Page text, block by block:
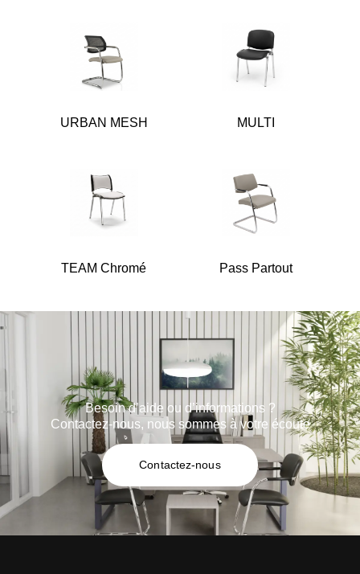
URBAN MESH MULTI
TEAM Chromé Pass Partout
Besoin d’aide ou d’informations ?
Contactez-nous, nous sommes à votre écoute
Contactez-nous